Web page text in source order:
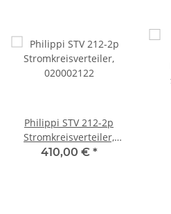
Philippi STV 212-2p
Stromkreisverteiler,
020002122
410,00 € *